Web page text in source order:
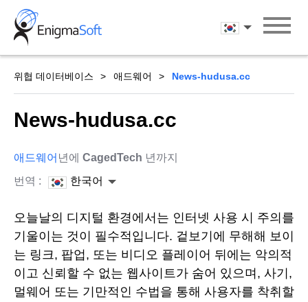
Skip
content
한국어
위협 데이터베이스 애드웨어 News-hudusa.cc
News-hudusa.cc
애드웨어 년에 CagedTech 년까지
번역 :
한국어
오늘날의 디지털 환경에서는 인터넷 사용 시 주의를
기울이는 것이 필수적입니다. 겉보기에 무해해 보이
는 링크, 팝업, 또는 비디오 플레이어 뒤에는 악의적
이고 신뢰할 수 없는 웹사이트가 숨어 있으며, 사기,
멀웨어 또는 기만적인 수법을 통해 사용자를 착취할